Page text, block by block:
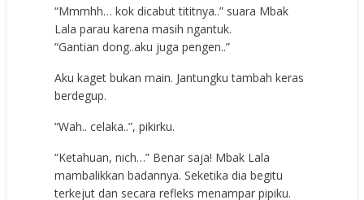
“Mmmhh… kok dicabut tititnya..” suara Mbak
Lala parau karena masih ngantuk.
“Gantian dong..aku juga pengen..”
Aku kaget bukan main. Jantungku tambah keras
berdegup.
“Wah.. celaka..”, pikirku.
“Ketahuan, nich…” Benar saja! Mbak Lala
mambalikkan badannya. Seketika dia begitu
terkejut dan secara refleks menampar pipiku.